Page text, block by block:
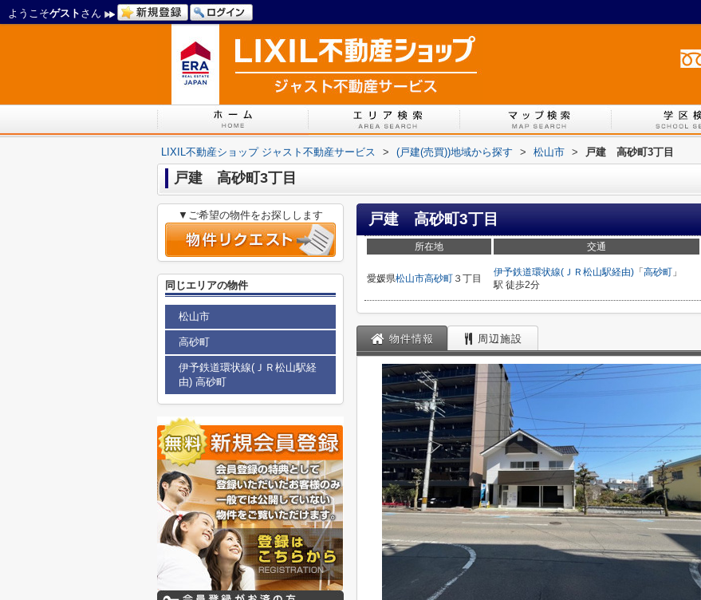
ようこそゲスト さん
LIXIL不動産ショップ ジャスト不動産サービス > (戸建(売買))地域から探す > 松山市 > 戸建 高砂町3丁目
戸建 高砂町3丁目
戸建 高砂町3丁目
所在地 交通
愛媛県松山市高砂町 ３丁目
伊予鉄道環状線(ＪＲ松山駅経由) 「 高砂町 」
駅 徒歩2分
物件情報 周辺施設
▼ご希望の物件をお探しします
同じエリアの物件
松山市
高砂町
伊予鉄道環状線(ＪＲ松山駅経
由) 高砂町